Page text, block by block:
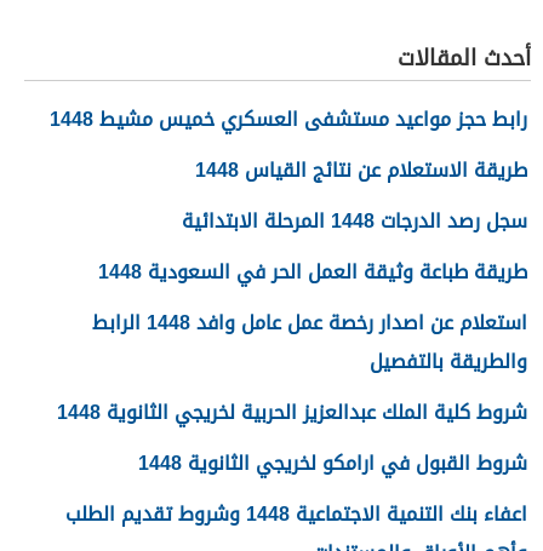
أحدث المقالات
رابط حجز مواعيد مستشفى العسكري خميس مشيط 1448
طريقة الاستعلام عن نتائج القياس 1448
سجل رصد الدرجات 1448 المرحلة الابتدائية
طريقة طباعة وثيقة العمل الحر في السعودية 1448
استعلام عن اصدار رخصة عمل عامل وافد 1448 الرابط
والطريقة بالتفصيل
شروط كلية الملك عبدالعزيز الحربية لخريجي الثانوية 1448
شروط القبول في ارامكو لخريجي الثانوية 1448
اعفاء بنك التنمية الاجتماعية 1448 وشروط تقديم الطلب